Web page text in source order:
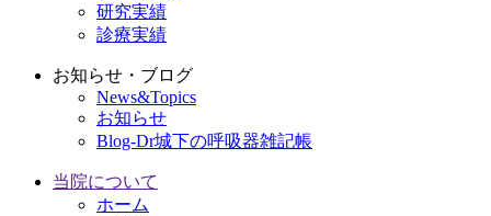
研究実績
診療実績
お知らせ・ブログ
News&Topics
お知らせ
Blog-Dr城下の呼吸器雑記帳
当院について
ホーム